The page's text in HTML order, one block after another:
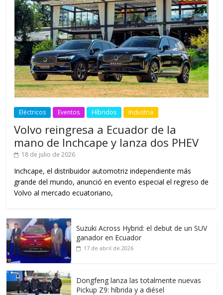
Eléctricos Eventos Híbridos Industria
Volvo reingresa a Ecuador de la
mano de Inchcape y lanza dos PHEV
18 de julio de 2026
Inchcape, el distribuidor automotriz independiente más
grande del mundo, anunció en evento especial el regreso de
Volvo al mercado ecuatoriano,
Suzuki Across Hybrid: el debut de un SUV
ganador en Ecuador
17 de abril de 2026
Dongfeng lanza las totalmente nuevas
Pickup Z9: híbrida y a diésel